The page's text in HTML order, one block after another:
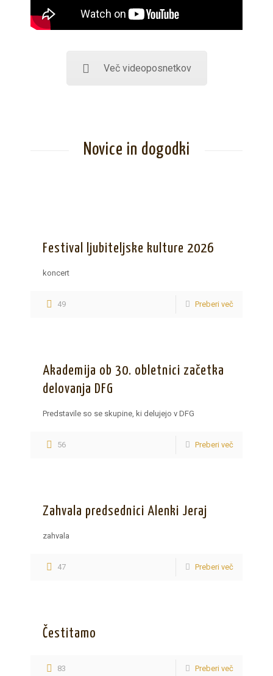
Več videoposnetkov
Novice in dogodki
Festival ljubiteljske kulture 2026
koncert
49 Preberi več
Akademija ob 30. obletnici začetka
delovanja DFG
Predstavile so se skupine, ki delujejo v DFG
56 Preberi več
Zahvala predsednici Alenki Jeraj
zahvala
47 Preberi več
Čestitamo
83 Preberi več